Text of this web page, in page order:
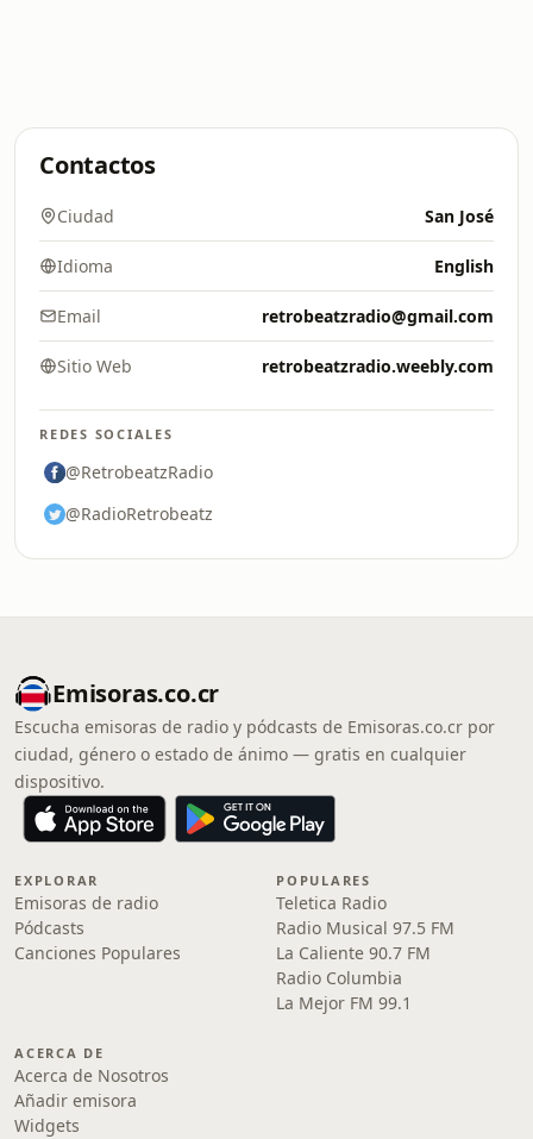
Contactos
Ciudad San José
Idioma English
Email retrobeatzradio@gmail.com
Sitio Web retrobeatzradio.weebly.com
REDES SOCIALES
@RetrobeatzRadio
@RadioRetrobeatz
Emisoras.co.cr
Escucha emisoras de radio y pódcasts de Emisoras.co.cr por
ciudad, género o estado de ánimo — gratis en cualquier
dispositivo.
EXPLORAR
Emisoras de radio
Pódcasts
Canciones Populares
POPULARES
Teletica Radio
Radio Musical 97.5 FM
La Caliente 90.7 FM
Radio Columbia
La Mejor FM 99.1
ACERCA DE
Acerca de Nosotros
Añadir emisora
Widgets